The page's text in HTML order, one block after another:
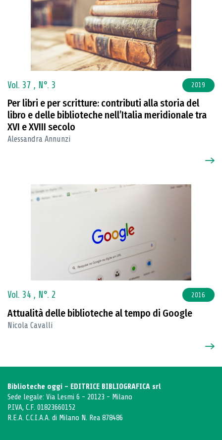
Vol. 37 , N°. 3 2019
Per libri e per scritture: contributi alla storia del
libro e delle biblioteche nell’Italia meridionale tra
XVI e XVIII secolo
Alessandra Annunzi
Vol. 34 , N°. 2 2016
Attualità delle biblioteche al tempo di Google
Nicola Cavalli
Biblioteche oggi - EDITRICE BIBLIOGRAFICA srl
Sede legale: Via Lesmi 6 - 20123 - Milano
P.IVA, C.F. 01823660152
R.E.A. C.C.I.A.A. di Milano N. Rea 878486